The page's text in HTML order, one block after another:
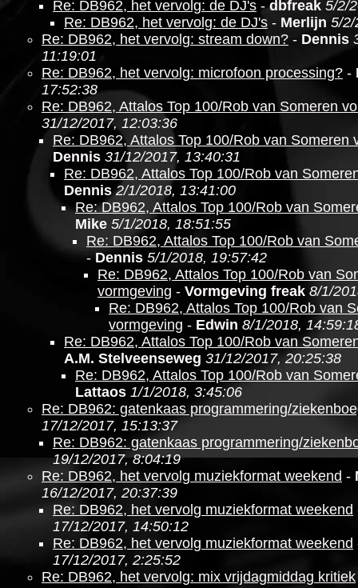
Re: DB962, het vervolg: de DJ's -dbfreak 5/2/
Re: DB962, het vervolg: de DJ's - Merlijn 5/2/
Re: DB962, het vervolg: stream down? - Dennis
11:19:01
Re: DB962, het vervolg: microfoon processing? -
17:52:38
Re: DB962, Attalos Top 100/Rob van Someren
31/12/2017, 12:03:36
Re: DB962, Attalos Top 100/Rob van Someren
Dennis 31/12/2017, 13:40:31
Re: DB962, Attalos Top 100/Rob van
Dennis 2/1/2018, 13:41:00
Re: DB962, Attalos Top 100/Rob van
Mike 5/1/2018, 18:51:55
Re: DB962, Attalos Top 100/Rob van
- Dennis 5/1/2018, 19:57:42
Re: DB962, Attalos Top 100/Rob van
vormgeving - Vormgeving freak 8/1/
Re: DB962, Attalos Top 100/Rob van
vormgeving - Edwin 8/1/2018,
Re: DB962, Attalos Top 100/Rob van
A.M. Stelveenseweg 31/12/2017, 20:25:38
Re: DB962, Attalos Top 100/Rob van
Lattaos 1/1/2018, 3:45:06
Re: DB962: gatenkaas programmering/
17/12/2017, 15:13:37
Re: DB962: gatenkaas programmering/
19/12/2017, 8:04:19
Re: DB962, het vervolg muziekformat weekend -
16/12/2017, 20:37:39
Re: DB962, het vervolg muziekformat weekend
17/12/2017, 14:50:12
Re: DB962, het vervolg muziekformat weekend
17/12/2017, 2:25:52
Re: DB962, het vervolg: mix vrijdagmiddag kritiek